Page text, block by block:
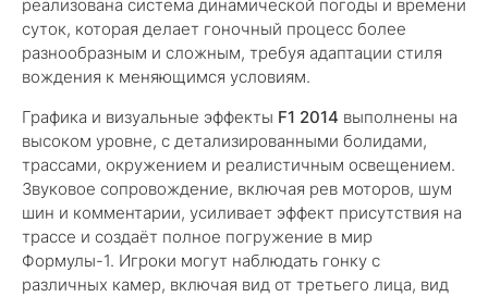
реализована система динамической погоды и времени
суток, которая делает гоночный процесс более
разнообразным и сложным, требуя адаптации стиля
вождения к меняющимся условиям.
Графика и визуальные эффекты F1 2014 выполнены на
высоком уровне, с детализированными болидами,
трассами, окружением и реалистичным освещением.
Звуковое сопровождение, включая рев моторов, шум
шин и комментарии, усиливает эффект присутствия на
трассе и создаёт полное погружение в мир
Формулы-1. Игроки могут наблюдать гонку с
различных камер, включая вид от третьего лица, вид